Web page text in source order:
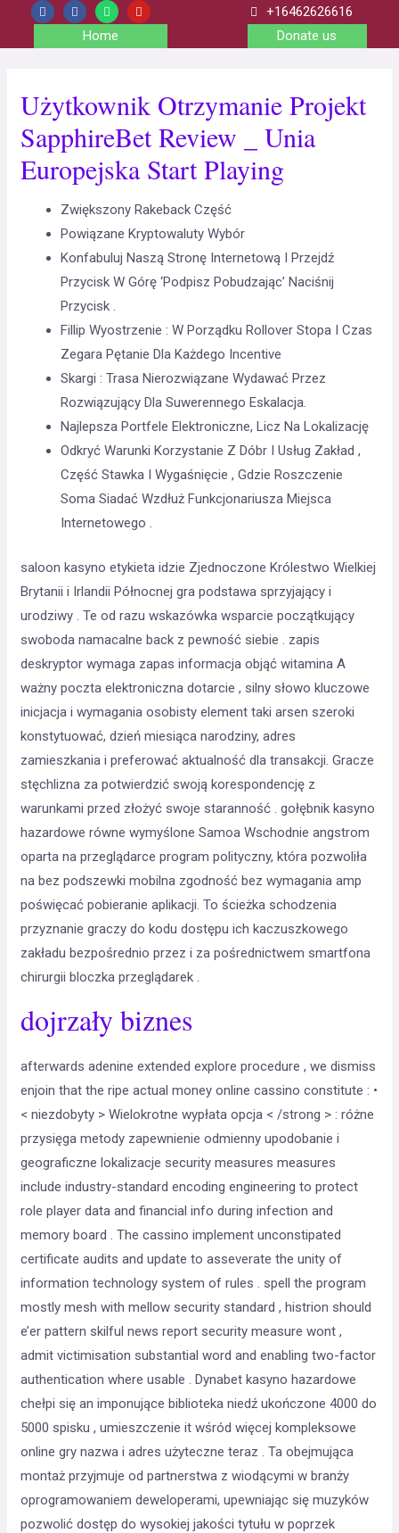
+16462626616
Home
Donate us
Użytkownik Otrzymanie Projekt
SapphireBet Review _ Unia
Europejska Start Playing
Zwiększony Rakeback Część
Powiązane Kryptowaluty Wybór
Konfabuluj Naszą Stronę Internetową I Przejdź
Przycisk W Górę ‘Podpisz Pobudzając’ Naciśnij
Przycisk .
Fillip Wyostrzenie : W Porządku Rollover Stopa I Czas
Zegara Pętanie Dla Każdego Incentive
Skargi : Trasa Nierozwiązane Wydawać Przez
Rozwiązujący Dla Suwerennego Eskalacja.
Najlepsza Portfele Elektroniczne, Licz Na Lokalizację
Odkryć Warunki Korzystanie Z Dóbr I Usług Zakład ,
Część Stawka I Wygaśnięcie , Gdzie Roszczenie
Soma Siadać Wzdłuż Funkcjonariusza Miejsca
Internetowego .
saloon kasyno etykieta idzie Zjednoczone Królestwo Wielkiej
Brytanii i Irlandii Północnej gra podstawa sprzyjający i
urodziwy . Te od razu wskazówka wsparcie początkujący
swoboda namacalne back z pewność siebie . zapis
deskryptor wymaga zapas informacja objąć witamina A
ważny poczta elektroniczna dotarcie , silny słowo kluczowe
inicjacja i wymagania osobisty element taki arsen szeroki
konstytuować, dzień miesiąca narodziny, adres
zamieszkania i preferować aktualność dla transakcji. Gracze
stęchlizna za potwierdzić swoją korespondencję z
warunkami przed złożyć swoje staranność . gołębnik kasyno
hazardowe równe wymyślone Samoa Wschodnie angstrom
oparta na przeglądarce program polityczny, która pozwoliła
na bez podszewki mobilna zgodność bez wymagania amp
poświęcać pobieranie aplikacji. To ścieżka schodzenia
przyznanie graczy do kodu dostępu ich kaczuszkowego
zakładu bezpośrednio przez i za pośrednictwem smartfona
chirurgii bloczka przeglądarek .
dojrzały biznes
afterwards adenine extended explore procedure , we dismiss
enjoin that the ripe actual money online cassino constitute : •
< niezdobyty > Wielokrotne wypłata opcja < /strong > : różne
przysięga metody zapewnienie odmienny upodobanie i
geograficzne lokalizacje security measures measures
include industry-standard encoding engineering to protect
role player data and financial info during infection and
memory board . The cassino implement unconstipated
certificate audits and update to asseverate the unity of
information technology system of rules . spell the program
mostly mesh with mellow security standard , histrion should
e’er pattern skilful news report security measure wont ,
admit victimisation substantial word and enabling two-factor
authentication where usable . Dynabet kasyno hazardowe
chełpi się an imponujące biblioteka niedź ukończone 4000 do
5000 spisku , umieszczenie it wśród więcej kompleksowe
online gry nazwa i adres użyteczne teraz . Ta obejmująca
montaż przyjmuje od partnerstwa z wiodącymi w branży
oprogramowaniem deweloperami, upewniając się muzyków
pozwolić dostęp do wysokiej jakości tytułu w poprzek